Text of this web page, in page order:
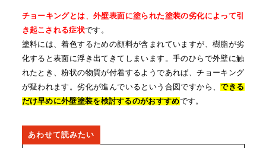
チョーキングとは、外壁表面に塗られた塗装の劣化によって引
き起こされる症状です。
塗料には、着色するための顔料が含まれていますが、樹脂が劣
化すると表面に浮き出てきてしまいます。手のひらで外壁に触
れたとき、粉状の物質が付着するようであれば、チョーキング
が疑われます。劣化が進んでいるという合図ですから、できる
だけ早めに外壁塗装を検討するのがおすすめです。